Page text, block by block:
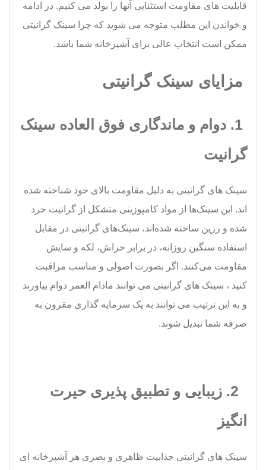
قابلیت های مقاومت استثنایی آنها را بولد می کنیم. در ادامه
و خواندن این مطلب متوجه می شوید که چرا سینک گرانیتی
ممکن است انتخاب عالی برای آشپزخانه شما باشد.
مزایای سینک گرانیتی
1. دوام و ماندگاری فوق العاده سینک
گرانیت
سینک های گرانیتی به دلیل مقاومت بالای خود شناخته شده
اند. این سینک‌ها از مواد کامپوزیتی متشکل از گرانیت خرد
شده و رزین ساخته شده‌اند، سینک‌های گرانیتی در مقابل
استفاده سنگین روزانه، در برابر خراش، لکه و سایش
مقاومت می‌کنند. اگر بصورت اصولی و مناسب مراقبت
کنید ، سینک های گرانیتی می توانند مادام العمر دوام بیاورند
و به این ترتیب می توانند به یک سرمایه گذاری مقرون به
صرفه شما تبدیل شوند.
2. زیبایی و تطبیق پذیری حیرت
انگیز
سینک های گرانیتی جذابیت ظاهری و بصری هر آشپزخانه ای